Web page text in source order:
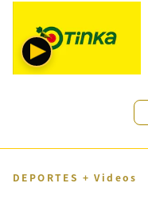
DEPORTES + Videos